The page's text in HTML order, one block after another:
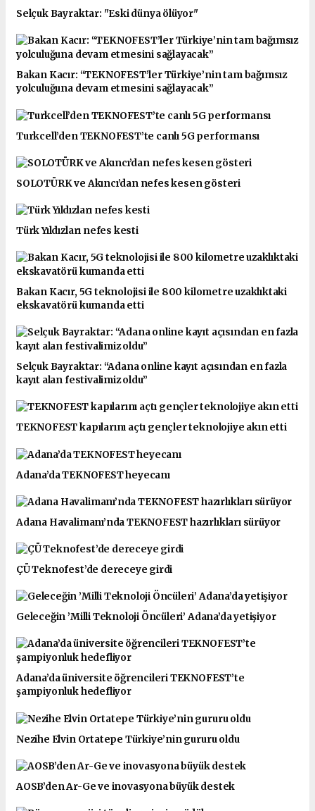
Selçuk Bayraktar: "Eski dünya ölüyor"
Bakan Kacır: “TEKNOFEST’ler Türkiye’nin tam bağımsız
yolculuğuna devam etmesini sağlayacak”
Turkcell’den TEKNOFEST’te canlı 5G performansı
SOLOTÜRK ve Akıncı’dan nefes kesen gösteri
Türk Yıldızları nefes kesti
Bakan Kacır, 5G teknolojisi ile 800 kilometre uzaklıktaki
ekskavatörü kumanda etti
Selçuk Bayraktar: “Adana online kayıt açısından en fazla
kayıt alan festivalimiz oldu”
TEKNOFEST kapılarını açtı gençler teknolojiye akın etti
Adana’da TEKNOFEST heyecanı
Adana Havalimanı’nda TEKNOFEST hazırlıkları sürüyor
ÇÜ Teknofest’de dereceye girdi
Geleceğin ’Milli Teknoloji Öncüleri’ Adana’da yetişiyor
Adana’da üniversite öğrencileri TEKNOFEST’te
şampiyonluk hedefliyor
Nezihe Elvin Ortatepe Türkiye’nin gururu oldu
AOSB’den Ar-Ge ve inovasyona büyük destek